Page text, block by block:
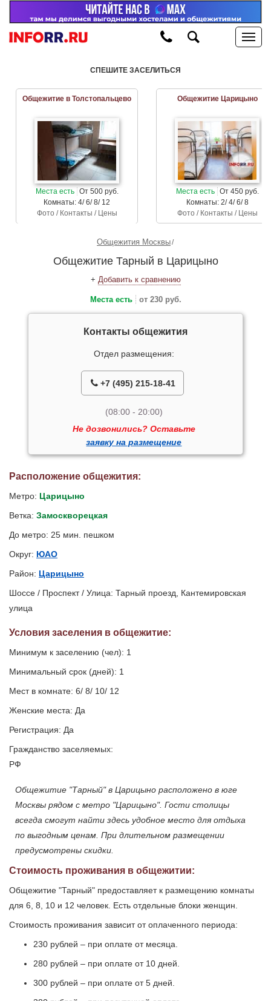
СПЕШИТЕ ЗАСЕЛИТЬСЯ
Общежитие в Толстопальцево
Места есть От 500 руб.
Комнаты: 4/ 6/ 8/ 12
Фото / Контакты / Цены
Общежитие Царицыно
Места есть От 450 руб.
Комнаты: 2/ 4/ 6/ 8
Фото / Контакты / Цены
Общежития Москвы
Общежитие Тарный в Царицыно
+ Добавить к сравнению
Места есть от 230 руб.
Контакты общежития
Отдел размещения:
+7 (495) 215-18-41
(08:00 - 20:00)
Не дозвонились? Оставьте
заявку на размещение
Расположение общежития:
Метро: Царицыно
Ветка: Замоскворецкая
До метро: 25 мин. пешком
Округ: ЮАО
Район: Царицыно
Шоссе / Проспект / Улица: Тарный проезд, Кантемировская
улица
Условия заселения в общежитие:
Минимум к заселению (чел): 1
Минимальный срок (дней): 1
Мест в комнате: 6/ 8/ 10/ 12
Женские места: Да
Регистрация: Да
Гражданство заселяемых:
РФ
Общежитие "Тарный" в Царицыно расположено в юге
Москвы рядом с метро "Царицыно". Гости столицы
всегда смогут найти здесь удобное место для отдыха
по выгодным ценам. При длительном размещении
предусмотрены скидки.
Стоимость проживания в общежитии:
Общежитие "Тарный" предоставляет к размещению комнаты
для 6, 8, 10 и 12 человек. Есть отдельные блоки женщин.
Стоимость проживания зависит от оплаченного периода:
230 рублей – при оплате от месяца.
280 рублей – при оплате от 10 дней.
300 рублей – при оплате от 5 дней.